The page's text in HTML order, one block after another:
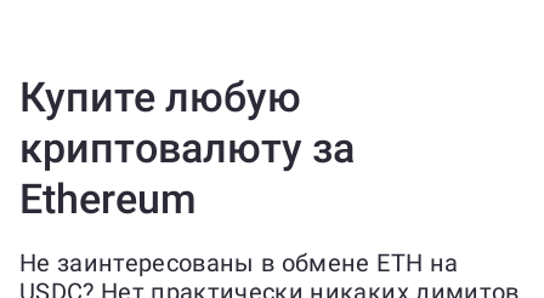
Купите любую
криптовалюту за
Ethereum
Не заинтересованы в обмене ETH на
USDC? Нет практически никаких лимитов